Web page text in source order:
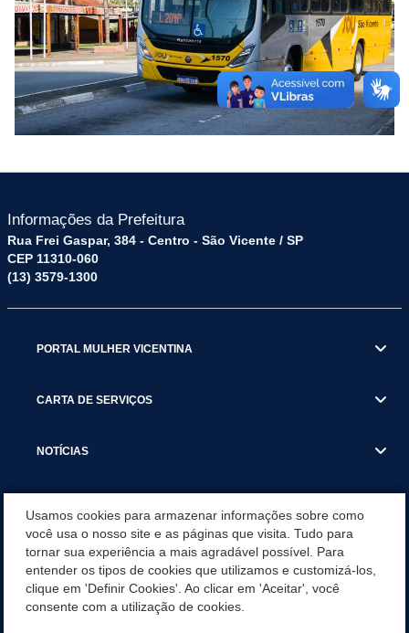
Informações da Prefeitura
Rua Frei Gaspar, 384 - Centro - São Vicente / SP
CEP 11310-060
(13) 3579-1300
PORTAL MULHER VICENTINA
CARTA DE SERVIÇOS
NOTÍCIAS
VISITE SÃO VICENTE
INSTITUCIONAL
Usamos cookies para armazenar informações sobre como
você usa o nosso site e as páginas que visita. Tudo para
tornar sua experiência a mais agradável possível. Para
entender os tipos de cookies que utilizamos e customizá-los,
clique em 'Definir Cookies'. Ao clicar em 'Aceitar', você
consente com a utilização de cookies.